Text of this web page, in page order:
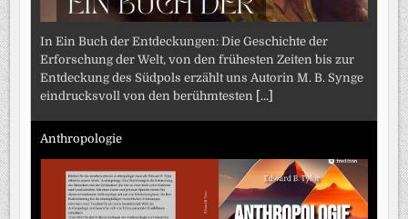
In Ein Buch der Entdeckungen: Die Geschichte der
Erforschung der Welt, von den frühesten Zeiten bis zur
Entdeckung des Südpols erzählt uns Autorin M. B. Synge
eindrucksvoll von den berühmtesten [...]
Anthropologie